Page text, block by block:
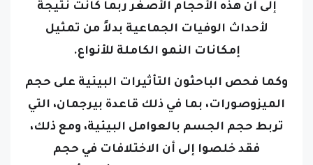
لأحداث الوفيات الجماعية بدلاً من تمثيل
إمكانات النمو الكاملة للأنواع.
وكما فحص الباحثون التأثيرات البيئية على حجم
الميزوصورات، بما في ذلك قاعدة بيرجمان، التي
تربط حجم الجسم بالعوامل البيئية، ومع ذلك،
فقد خلصوا إلى أن الاختلافات في حجم
الميزوصورات يمكن تفسيرها بشكل أفضل من